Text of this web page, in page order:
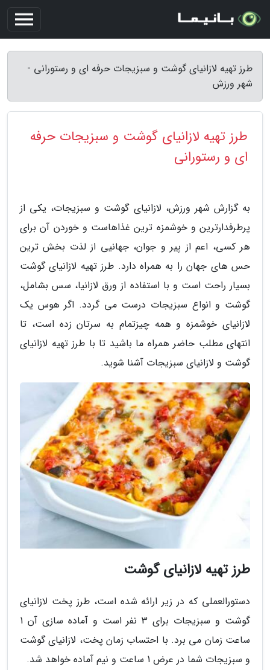
طرز تهیه لازانیای گوشت و سبزیجات حرفه ای و رستورانی -
شهر ورزش
طرز تهیه لازانیای گوشت و سبزیجات حرفه
ای و رستورانی
به گزارش شهر ورزش، لازانیای گوشت و سبزیجات، یکی از
پرطرفدارترین و خوشمزه ترین غذاهاست و خوردن آن برای
هر کسی، اعم از پیر و جوان، جهانیی از لذت بخش ترین
حس های جهان را به همراه دارد. طرز تهیه لازانیای گوشت
بسیار راحت است و با استفاده از ورق لازانیا، سس بشامل،
گوشت و انواع سبزیجات درست می گردد. اگر هوس یک
لازانیای خوشمزه و همه چیزتمام به سرتان زده است، تا
انتهای مطلب حاضر همراه ما باشید تا با طرز تهیه لازانیای
گوشت و لازانیای سبزیجات آشنا شوید.
طرز تهیه لازانیای گوشت
دستورالعملی که در زیر ارائه شده است، طرز پخت لازانیای
گوشت و سبزیجات برای 3 نفر است و آماده سازی آن 1
ساعت زمان می برد. با احتساب زمان پخت، لازانیای گوشت
و سبزیجات شما در عرض 1 ساعت و نیم آماده خواهد شد.